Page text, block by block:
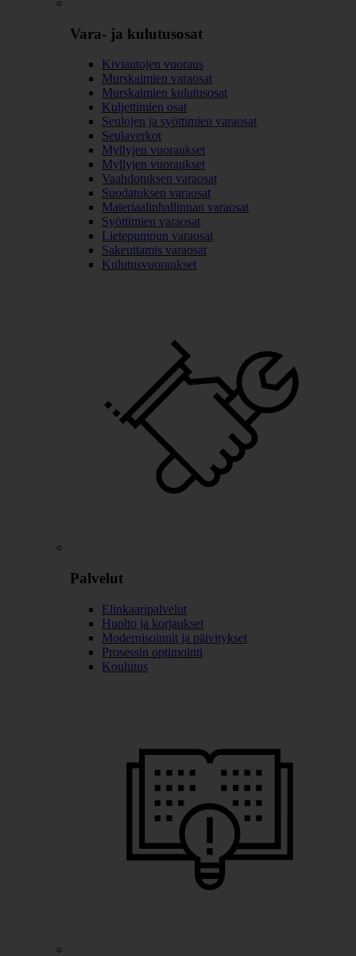
Vara- ja kulutusosat
Kiviautojen vuoraus
Murskaimien varaosat
Murskaimien kulutusosat
Kuljettimien osat
Seulojen ja syöttimien varaosat
Seulaverkot
Myllyjen vuoraukset
Myllyjen vuoraukset
Vaahdotuksen varaosat
Suodatuksen varaosat
Materiaalinhallinnan varaosat
Syöttimien varaosat
Lietepumpun varaosat
Sakeuttamis varaosat
Kulutusvuoraukset
Palvelut
Elinkaaripalvelut
Huolto ja korjaukset
Modernisoinnit ja päivitykset
Prosessin optimointi
Koulutus